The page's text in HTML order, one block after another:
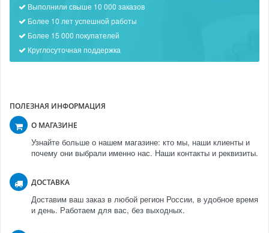
Выполнили свыше 10 000 заказов
Более 10 лет успешной работы
Более 15 000 покупателей
Круглосуточная поддержка
ПОЛЕЗНАЯ ИНФОРМАЦИЯ
О МАГАЗИНЕ
Узнайте больше о нашем магазине: кто мы, наши клиенты и
почему они выбрали именно нас. Наши контакты и реквизиты.
ДОСТАВКА
Доставим ваш заказ в любой регион России, в удобное время
и день. Работаем для вас, без выходных.